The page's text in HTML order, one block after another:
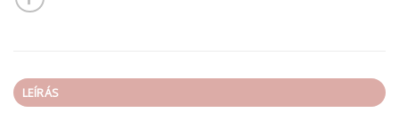
LEÍRÁS